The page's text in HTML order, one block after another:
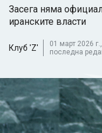
Засега няма
иранските власти
Клуб 'Z'
01 март 2026
последна